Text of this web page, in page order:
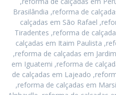
Brasilândia ,reforma de
calçadas em São Rafael
Tiradentes ,reforma de
calçadas em Itaim Paulista
,reforma de calçadas em
em Iguatemi ,reforma de
de calçadas em Lajeado
,reforma de calçadas em